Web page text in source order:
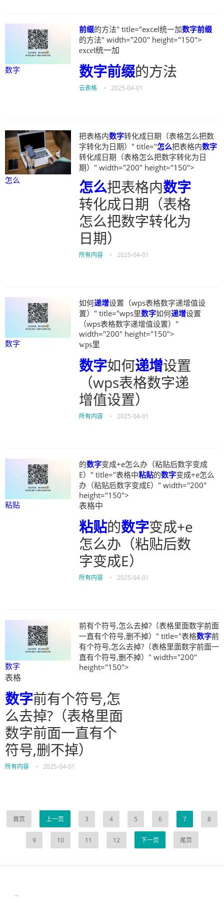
数字
前缀的方法" title="excel统一加数字前缀
的方法" width="200" height="150">
excel统一加
数字前缀的方法
云表格 • 2025-04-01
怎么
把表格内数字转化成日期（表格怎么把数
字转化为日期）" title="怎么把表格内数字
转化成日期（表格怎么把数字转化为日
期）" width="200" height="150">
怎么把表格内数字
转化成日期（表格
怎么把数字转化为
日期）
所有内容 • 2025-04-01
数字
如何递增设置（wps表格数字递增值设
置）" title="wps里数字如何递增设置
（wps表格数字递增值设置）"
width="200" height="150">
wps里
数字如何递增设置
（wps表格数字递
增值设置）
所有内容 • 2025-04-01
粘贴
的数字变成+e怎么办（粘贴后数字变成
E）" title="表格中粘贴的数字变成+e怎么
办（粘贴后数字变成E）" width="200"
height="150">
表格中
粘贴的数字变成+e
怎么办（粘贴后数
字变成E）
所有内容 • 2025-04-01
数字
前有个符号,怎么去掉?（表格里面数字前面
一直有个符号,删不掉）" title="表格数字前
有个符号,怎么去掉?（表格里面数字前面一
直有个符号,删不掉）" width="200"
height="150">
表格
数字前有个符号,怎
么去掉?（表格里面
数字前面一直有个
符号,删不掉）
所有内容 • 2025-04-01
首页 上一页 3 4 5 6 7 8
9 10 11 12 下一页 尾页